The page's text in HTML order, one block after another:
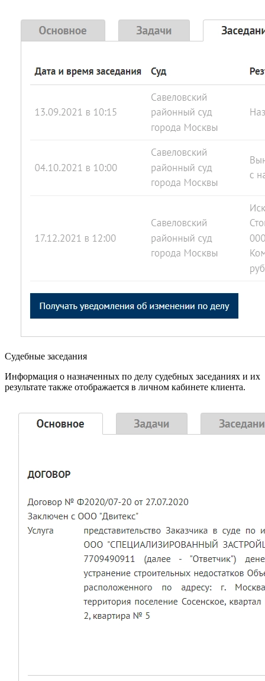
Судебные заседания
Информация о назначенных по делу судебных заседаниях и их
результате также отображается в личном кабинете клиента.